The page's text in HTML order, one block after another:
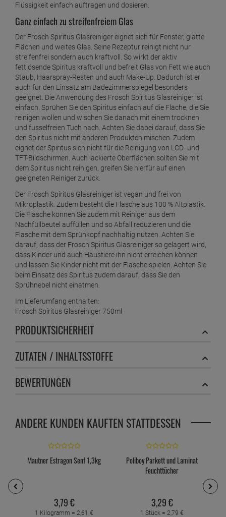
Flüssigkeit einfach auftragen und dosieren.
Ganz einfach zu streifenfreiem Glas
Der Frosch Spiritus Glasreiniger eignet sich für Fenster, glatte
Flächen und weites Glas. Seine Rezeptur reinigt nicht nur
streifenfrei sondern auch kraftvoll. So wirkt der aktiv
fettlösende Spiritus kraftvoll und befreit Glas von Fett wie auch
Staub, Haarspray-Resten und auch Make-Up. Dadurch ist er
auch für den Einsatz am Badezimmerspiegel besonders
geeignet. Die Anwendung des Frosch Spiritus Glasreiniger ist
einfach. Sprühen Sie den Spiritus einfach auf die Fläche, die Sie
reinigen wollen und wischen Sie danach mit einem trocknen
und fusselfreien Tuch nach. Achten Sie dabei darauf, dass Sie
den Spiritus nicht mit anderen Produkten mischen. Zudem
eignet der Spiritus sich nicht für die Reinigung von LCD- und
TFT-Bildschirmen. Auch lackierte Oberflächen sollten Sie mit
dem Spiritus nicht reinigen, greifen Sie hierfür auf einen
geeigneten Reiniger zurück.
Der Frosch Spiritus Glasreiniger ist vegan und frei von
Mikroplastik. Zudem besteht die Flasche aus 100 % Altplastik.
Die Flasche können Sie zudem mit Reiniger aus dem
Nachfüllbeutel auffüllen und so Abfall reduzieren und die
Flasche mit dem Sprühkopf nachhaltig nutzen. Achten Sie
darauf, dass der Frosch Spiritus Glasreiniger so gelagert wird,
dass Kinder und auch Haustiere ihn nicht erreichen können
und lassen Sie Kinder nicht mit der Flasche spielen. Achten Sie
beim Einsatz des Spiritus zudem darauf, dass Sie den
Sprühnebel nicht einatmen.
Im Lieferumfang enthalten:
Frosch Spiritus Glasreiniger 750ml
PRODUKTSICHERHEIT
ZUTATEN / INHALTSSTOFFE
BEWERTUNGEN
ANDERE KUNDEN KAUFTEN STATTDESSEN
Mautner Estragon Senf 1,3kg
3,79€
1 Kilogramm = 2, 61 €
Poliboy Parkett und Laminat
Feuchttücher
3,29€
1 Stück = 2, 79 €